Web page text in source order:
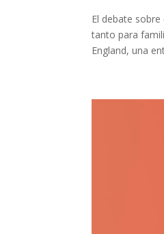
El debate
tanto para
England, una